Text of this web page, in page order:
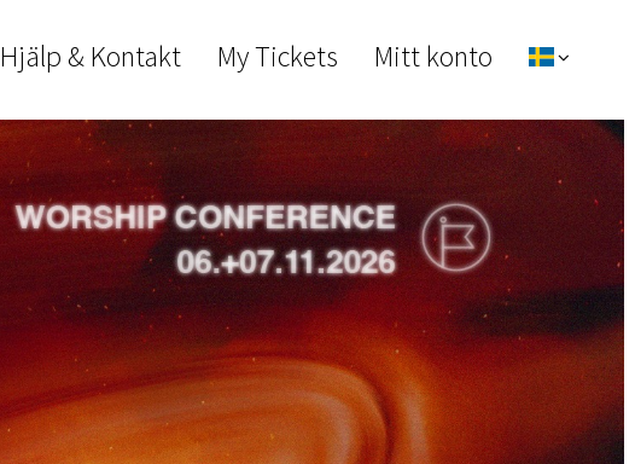
Hjälp & Kontakt My Tickets Mitt konto